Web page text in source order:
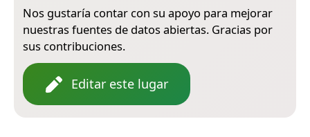
Nos gustaría contar con su apoyo para mejorar
nuestras fuentes de datos abiertas. Gracias por
sus contribuciones.
Editar este lugar